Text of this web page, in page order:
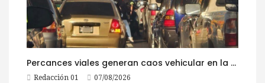
Percances viales generan caos vehicular en la ruta al Pacífico este viernes
Redacción 01 07/08/2026